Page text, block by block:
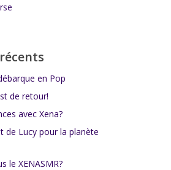
en Pop
de retour!
avec Xena?
de Lucy pour la planète
le XENASMR?